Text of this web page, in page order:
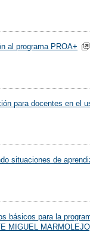
al programa PROA+
para docentes en el
situaciones de
básicos para la
MIGUEL